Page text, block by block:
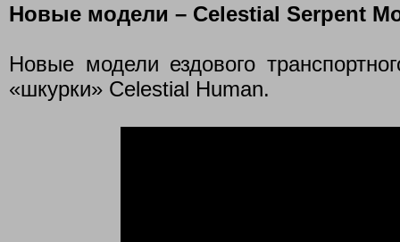
Новые модели – Celestial Serpent
Новые модели ездового
«шкурки» Celestial Human.